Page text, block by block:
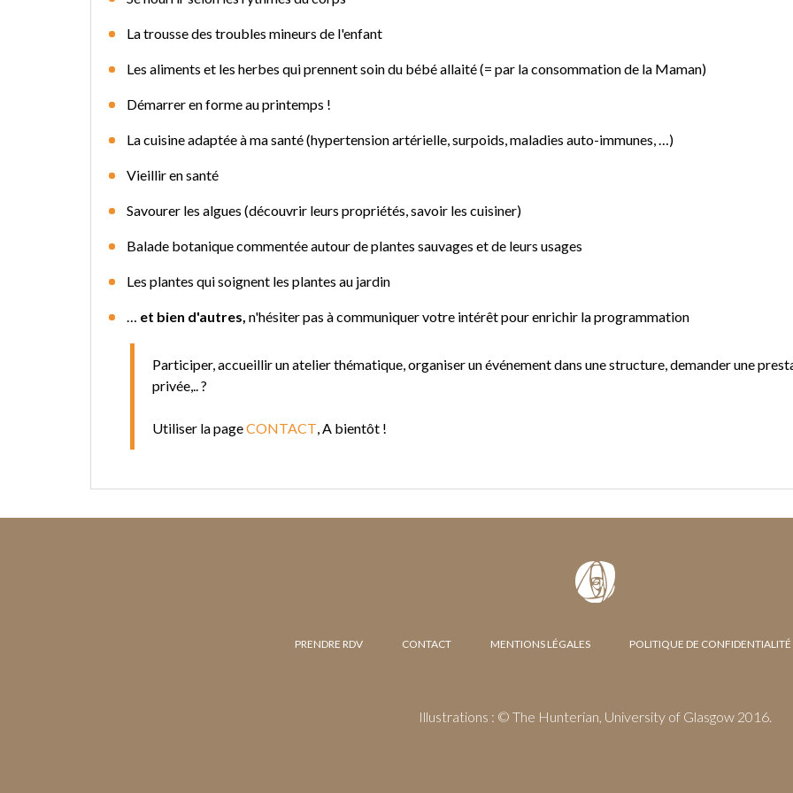
La trousse des troubles mineurs de l'enfant
Les aliments et les herbes qui prennent soin du bébé allaité (= par la consommation de la Maman)
Démarrer en forme au printemps !
La cuisine adaptée à ma santé (hypertension artérielle, surpoids, maladies auto-immunes, …)
Vieillir en santé
Savourer les algues (découvrir leurs propriétés, savoir les cuisiner)
Balade botanique commentée autour de plantes sauvages et de leurs usages
Les plantes qui soignent les plantes au jardin
… et bien d'autres, n'hésiter pas à communiquer votre intérêt pour enrichir la programmation
Participer, accueillir un atelier thématique, organiser un événement dans une structure, demander une
privée,.. ?
Utiliser la pageCONTACT, A bientôt !
PRENDRE RDV CONTACT MENTIONS LÉGALES POLITIQUE DE CONFIDENTIALITÉ
Illustrations : © The Hunterian, University of Glasgow 2016.